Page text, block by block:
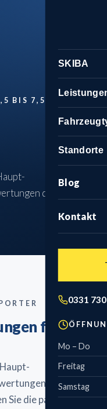
SKIBA
Übersicht
Team
Kfz-
Amtliche
E-Auto
Übersicht
LKW
Standorte
Übersicht
Zweigstelle
Blog
Kontakt
0331
Mo – Do
Freitag
Samstag
BIS 7,5 T
durch –
für
Haupt­
durch –
Sie die passende